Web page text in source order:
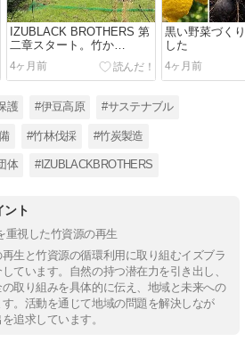
IZUBLACK BROTHERS 第
二章スタート。竹か
ら“食”へ。
4ヶ月前
黒い野菜づく
した️
4ヶ月前
護 #伊豆高原 #サステナブル
#竹林伐採 #竹炭製造
体 #IZUBLACKBROTHERS
ント
重視した竹資源の再生
生と竹資源の循環利用に取り組むイズブラ
ています。自然の持つ潜在力を引き出し、
取り組みを具体的に伝え、地域と未来への
。活動を通じて地域の問題を解決しなが
追求しています。